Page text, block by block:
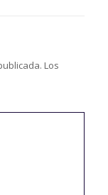
Los